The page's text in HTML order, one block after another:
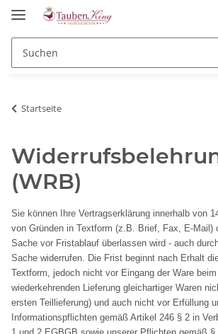
Startseite
(WRB)
Sie können Ihre Vertragserklärung innerhalb von
von Gründen in Textform (z.B. Brief, Fax, E-Mail)
Sache vor Fristablauf überlassen wird - auch
Sache widerrufen. Die Frist beginnt nach Erhalt
Textform, jedoch nicht vor Eingang der Ware
wiederkehrenden Lieferung gleichartiger Waren
ersten Teillieferung) und auch nicht vor Erfüllung
Informationspflichten gemäß Artikel 246 § 2 in